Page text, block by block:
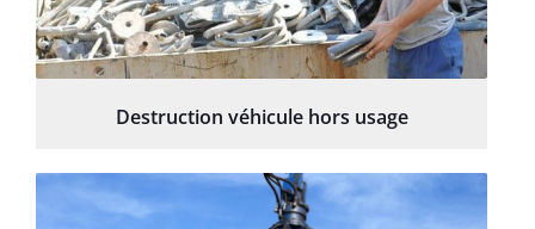
Destruction véhicule hors usage